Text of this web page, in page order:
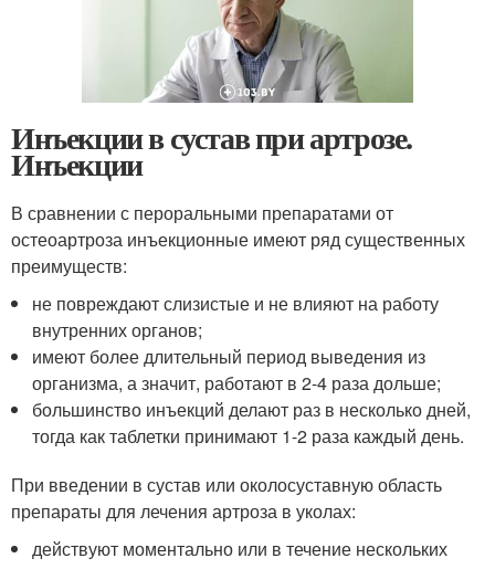
Инъекции в сустав при артрозе.
Инъекции
В сравнении с пероральными препаратами от
остеоартроза инъекционные имеют ряд существенных
преимуществ:
не повреждают слизистые и не влияют на работу
внутренних органов;
имеют более длительный период выведения из
организма, а значит, работают в 2-4 раза дольше;
большинство инъекций делают раз в несколько дней,
тогда как таблетки принимают 1-2 раза каждый день.
При введении в сустав или околосуставную область
препараты для лечения артроза в уколах:
действуют моментально или в течение нескольких